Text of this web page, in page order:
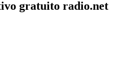
gratuito radio.net